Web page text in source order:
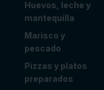
Huevos, leche y
mantequilla
Marisco y
pescado
Pizzas y platos
preparados